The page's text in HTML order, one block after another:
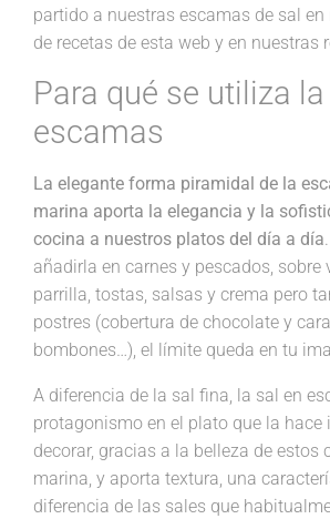
partido a nuestras escamas de sal
de recetas de esta web y en nuestras
Para qué se utiliza
escamas
La elegante forma piramidal de la
marina aporta la elegancia y la
cocina a nuestros platos del día a día
añadirla en carnes y pescados, sobre
parrilla, tostas, salsas y crema pero
postres (cobertura de chocolate y
bombones…), el límite queda en tu
A diferencia de la sal fina, la sal en
protagonismo en el plato que la hace
decorar, gracias a la belleza de estos
marina, y aporta textura, una
diferencia de las sales que